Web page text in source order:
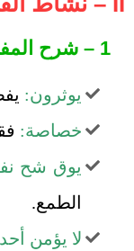
1 – شرح المفردات والعبارات:
يوثرون:
خصاصة:
يوق شح
الطمع.
لا يؤمن